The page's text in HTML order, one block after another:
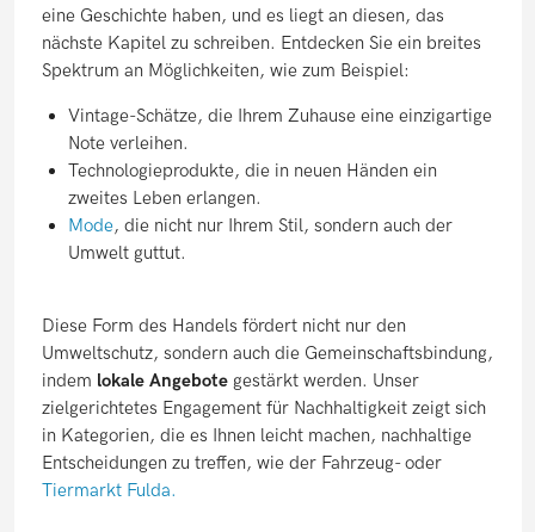
eine Geschichte haben, und es liegt an diesen, das
nächste Kapitel zu schreiben. Entdecken Sie ein breites
Spektrum an Möglichkeiten, wie zum Beispiel:
Vintage-Schätze, die Ihrem Zuhause eine einzigartige
Note verleihen.
Technologieprodukte, die in neuen Händen ein
zweites Leben erlangen.
Mode, die nicht nur Ihrem Stil, sondern auch der
Umwelt guttut.
Diese Form des Handels fördert nicht nur den
Umweltschutz, sondern auch die Gemeinschaftsbindung,
indem lokale Angebote gestärkt werden. Unser
zielgerichtetes Engagement für Nachhaltigkeit zeigt sich
in Kategorien, die es Ihnen leicht machen, nachhaltige
Entscheidungen zu treffen, wie der Fahrzeug- oder
Tiermarkt Fulda.